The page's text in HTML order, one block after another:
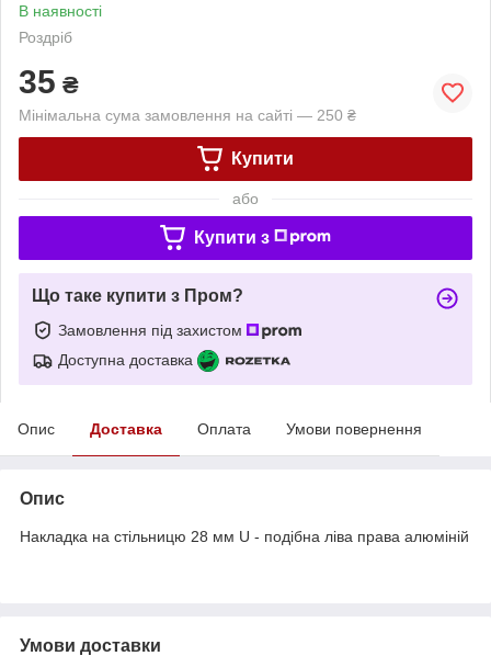
В наявності
Роздріб
35 ₴
Мінімальна сума замовлення на сайті — 250 ₴
Купити
або
Купити з
Що таке купити з Пром?
Замовлення під захистом
Доступна доставка
Опис Доставка Оплата Умови повернення
Опис
Накладка на стільницю 28 мм U - подібна ліва права алюміній
Умови доставки